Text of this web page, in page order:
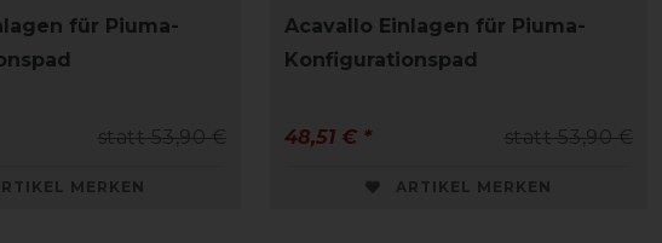
für Piuma-
statt 53,90 €
MERKEN
Acavallo Einlagen für Piuma-
Konfigurationspad
statt 53,90 €
48,51 € *
ARTIKEL MERKEN